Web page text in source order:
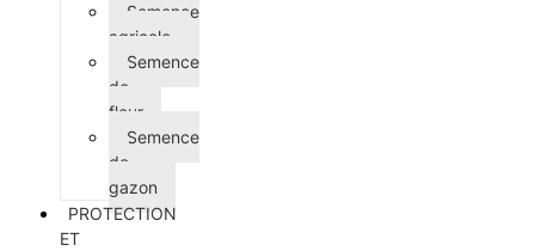
Semence
agricole
Semence
de
fleur
Semence
de
gazon
PROTECTION
ET